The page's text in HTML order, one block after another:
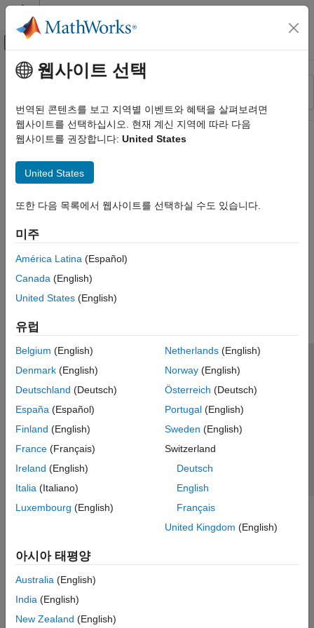
콘텐츠로 바로 가기
오프캔버스 탐색 메뉴 토글
리소스
상태
주요 콘텐츠
웹사이트 선택
번역된 콘텐츠를 보고 지역별 이벤트와 혜택을 살펴보려면
웹사이트를 선택하십시오. 현재 계신 지역에 따라 다음
웹사이트를 권장합니다: United States
United States
또한 다음 목록에서 웹사이트를 선택하실 수도 있습니다.
미주
América Latina (Español)
Canada (English)
United States (English)
유럽
Belgium (English)
Denmark (English)
Deutschland (Deutsch)
España (Español)
Finland (English)
France (Français)
Ireland (English)
Italia (Italiano)
Luxembourg (English)
Netherlands(English)
Norway(English)
Österreich (Deutsch)
Portugal(English)
Sweden (English)
Switzerland
Deutsch
English
Français
United Kingdom (English)
아시아 태평양
Australia (English)
India (English)
New Zealand (English)
신뢰 센터 등록 상표 개인정보 취급방침
불법 복제 방지
애플리케이션 상태
© 1994-2026 The MathWorks, Inc.